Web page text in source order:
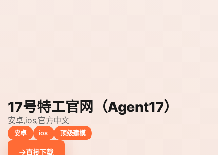
17号特工官网（Agent17）
安卓,ios,官方中文
安卓 ios 顶级建模
直接下载